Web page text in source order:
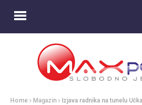
Home Magazin
Izjava radnika na tunelu